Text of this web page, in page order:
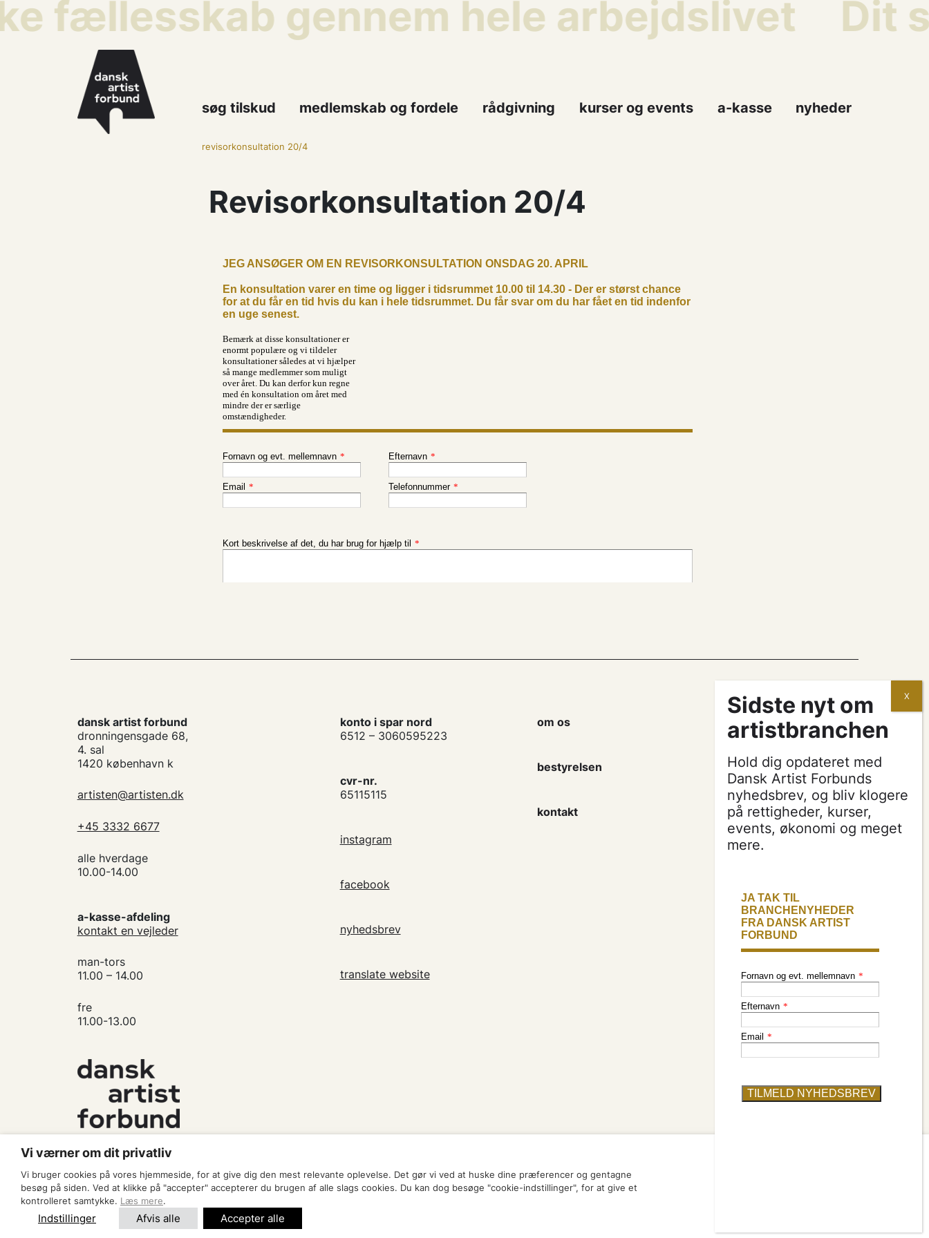
fællesskab gennem hele arbejdslivet Dit
søg tilskud medlemskab og fordele rådgivning kurser og events a-kasse nyheder
revisorkonsultation 20/4
Revisorkonsultation 20/4
dansk artist forbund
dronningensgade 68,
4. sal
1420 københavn k
artisten@artisten.dk
+45 3332 6677
alle hverdage
10.00-14.00
a-kasse-afdeling
kontakt en vejleder
man-tors
11.00 – 14.00
fre
11.00-13.00
konto i spar nord
6512 – 3060595223
cvr-nr.
65115115
instagram
facebook
nyhedsbrev
translate website
om os
bestyrelsen
kontakt
kontrakter og aftaler
søg tilskud
presse & logo
bliv medlem
Hold dig opdateret med
Dansk Artist Forbunds
nyhedsbrev, og bliv klogere
på rettigheder, kurser,
events, økonomi og meget
mere.
Vi værner om dit privatliv
Vi bruger cookies på vores hjemmeside, for at give dig den mest relevante oplevelse. Det gør vi ved at huske dine præferencer og gentagne
besøg på siden. Ved at klikke på "accepter" accepterer du brugen af alle slags cookies. Du kan dog besøge "cookie-indstillinger", for at give et
kontrolleret samtykke. Læs mere.
Indstillinger Afvis alle Accepter alle